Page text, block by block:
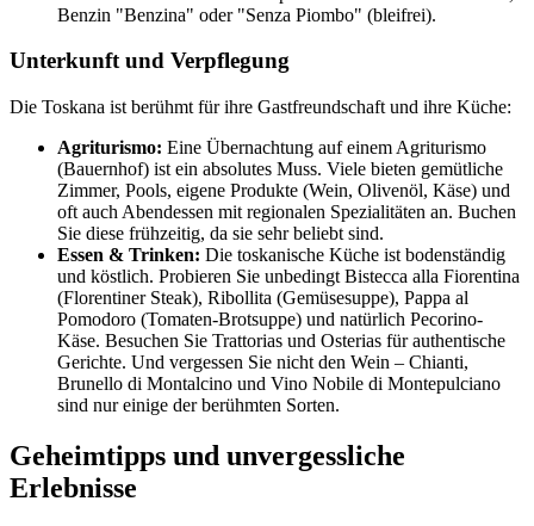
Benzin "Benzina" oder "Senza Piombo" (bleifrei).
Unterkunft und Verpflegung
Die Toskana ist berühmt für ihre Gastfreundschaft und ihre Küche:
Agriturismo: Eine Übernachtung auf einem Agriturismo
(Bauernhof) ist ein absolutes Muss. Viele bieten gemütliche
Zimmer, Pools, eigene Produkte (Wein, Olivenöl, Käse) und
oft auch Abendessen mit regionalen Spezialitäten an. Buchen
Sie diese frühzeitig, da sie sehr beliebt sind.
Essen & Trinken: Die toskanische Küche ist bodenständig
und köstlich. Probieren Sie unbedingt Bistecca alla Fiorentina
(Florentiner Steak), Ribollita (Gemüsesuppe), Pappa al
Pomodoro (Tomaten-Brotsuppe) und natürlich Pecorino-
Käse. Besuchen Sie Trattorias und Osterias für authentische
Gerichte. Und vergessen Sie nicht den Wein – Chianti,
Brunello di Montalcino und Vino Nobile di Montepulciano
sind nur einige der berühmten Sorten.
Geheimtipps und unvergessliche
Erlebnisse